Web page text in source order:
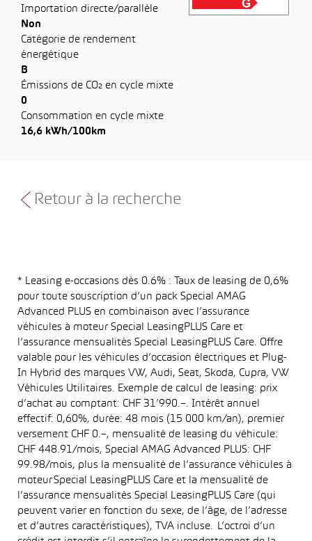
Importation directe/parallèle
Non
Catégorie de rendement
énergétique
B
Émissions de CO₂ en cycle mixte
0
Consommation en cycle mixte
16,6 kWh/100km
Retour à la recherche
* Leasing e-occasions dès 0.6% : Taux de leasing de 0,6%
pour toute souscription d’un pack Special AMAG
Advanced PLUS en combinaison avec l’assurance
véhicules à moteur Special LeasingPLUS Care et
l’assurance mensualités Special LeasingPLUS Care. Offre
valable pour les véhicules d’occasion électriques et Plug-
In Hybrid des marques VW, Audi, Seat, Skoda, Cupra, VW
Véhicules Utilitaires. Exemple de calcul de leasing: prix
d’achat au comptant: CHF 31’990.–. Intérêt annuel
effectif: 0,60%, durée: 48 mois (15 000 km/an), premier
versement CHF 0.–, mensualité de leasing du véhicule:
CHF 448.91/mois, Special AMAG Advanced PLUS: CHF
99.98/mois, plus la mensualité de l’assurance véhicules à
moteur Special LeasingPLUS Care et la mensualité de
l’assurance mensualités Special LeasingPLUS Care (qui
peuvent varier en fonction du sexe, de l’âge, de l’adresse
et d’autres caractéristiques), TVA incluse. L’octroi d’un